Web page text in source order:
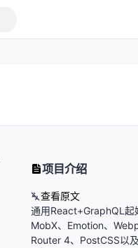
项目介绍
查看原文
通用React+GraphQL起
MobX、Emotion、
Router 4、PostCSS以